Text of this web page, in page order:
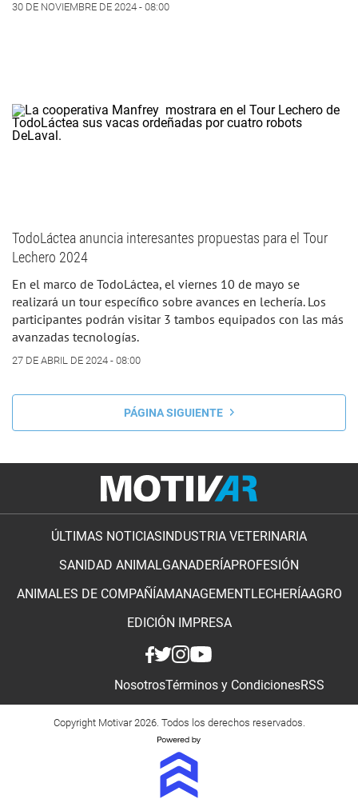
30 DE NOVIEMBRE DE 2024 - 08:00
TodoLáctea anuncia interesantes propuestas para el Tour
Lechero 2024
En el marco de TodoLáctea, el viernes 10 de mayo se
realizará un tour específico sobre avances en lechería. Los
participantes podrán visitar 3 tambos equipados con las más
avanzadas tecnologías.
27 DE ABRIL DE 2024 - 08:00
PÁGINA SIGUIENTE
ÚLTIMAS NOTICIASINDUSTRIA VETERINARIA
SANIDAD ANIMALGANADERÍAPROFESIÓN
ANIMALES DE COMPAÑÍAMANAGEMENTLECHERÍAAGRO
EDICIÓN IMPRESA
NosotrosTérminos y CondicionesRSS
Copyright Motivar 2026. Todos los derechos reservados.